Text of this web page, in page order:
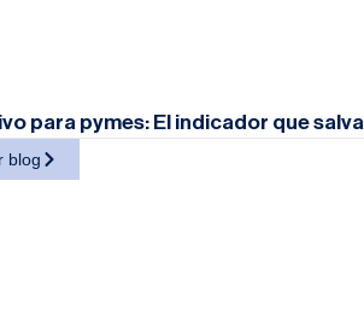
para pymes: El indicador que
blog